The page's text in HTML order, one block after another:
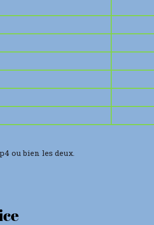
ou bien les deux.